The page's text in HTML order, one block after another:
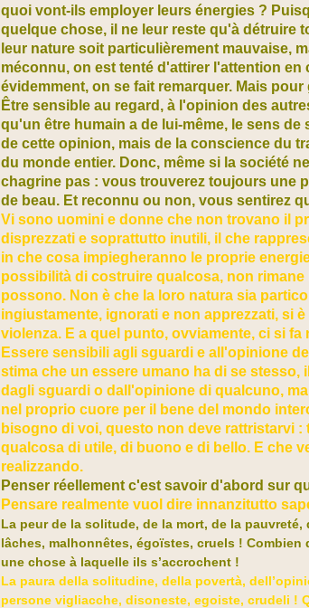
quoi vont-ils employer leurs énergies ?
quelque chose, il ne leur reste qu'à détruire
leur nature soit particulièrement mauvaise,
méconnu, on est tenté d'attirer l'attention
évidemment, on se fait remarquer. Mais
Être sensible au regard, à l'opinion des
qu'un être humain a de lui-même, le sens
de cette opinion, mais de la conscience du
du monde entier. Donc, même si la société
chagrine pas : vous trouverez toujours une
de beau. Et reconnu ou non, vous sentirez
Vi sono uomini e donne che non trovano il
disprezzati e soprattutto inutili, il che
in che cosa impiegheranno le proprie
possibilità di costruire qualcosa, non
possono. Non è che la loro natura sia
ingiustamente, ignorati e non apprezzati, si
violenza. E a quel punto, ovviamente, ci si
Essere sensibili agli sguardi e all'opinione
stima che un essere umano ha di se
dagli sguardi o dall'opinione di qualcuno,
nel proprio cuore per il bene del mondo
bisogno di voi, questo non deve rattristarvi
qualcosa di utile, di buono e di bello. E che
realizzando.
Penser réellement c'est savoir d'abord sur
Pensare realmente vuol dire innanzitutto
La peur de la solitude, de la mort, de la
lâches, malhonnêtes, égoïstes, cruels !
une chose à laquelle ils s’accrochent !
La paura della solitudine, della povertà,
persone vigliacche, disoneste, egoiste, crudeli !